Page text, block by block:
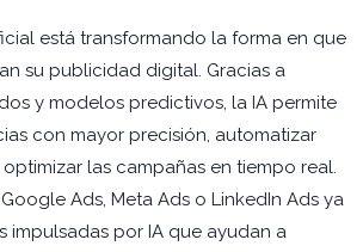
está transformando la forma en que
su publicidad digital. Gracias a
y modelos predictivos, la IA permite
con mayor precisión, automatizar
las campañas en tiempo real.
Ads, Meta Ads o LinkedIn Ads ya
impulsadas por IA que ayudan a